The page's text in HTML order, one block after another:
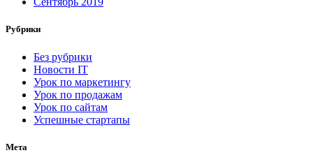
Рубрики
Без рубрики
Новости IT
Урок по маркетингу
Урок по продажам
Урок по сайтам
Успешные стартапы
Мета